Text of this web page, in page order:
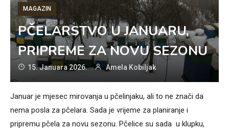
MAGAZIN
PČELARSTVO U JANUARU,
PRIPREME ZA NOVU SEZONU
15. Januara 2026. Amela Kobiljak
Januar je mjesec mirovanja u pčelinjaku, ali to ne znači da
nema posla za pčelara. Sada je vrijeme za planiranje i
pripremu pčela za novu sezonu. Pčelice su sada u klupku,